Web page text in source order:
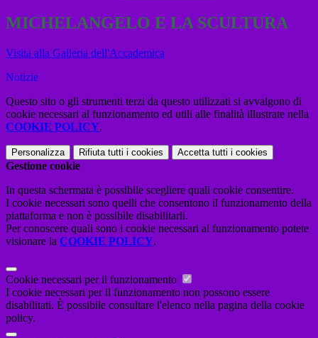
MICHELANGELO E LA SCULTURA
Visita alla Galleria dell'Accademica
Notizie
Questo sito o gli strumenti terzi da questo utilizzati si avvalgono di
cookie necessari al funzionamento ed utili alle finalità illustrate nella
COOKIE POLICY.
Personalizza Rifiuta tutti i cookies Accetta tutti i cookies
Gestione cookie
In questa schermata è possibile scegliere quali cookie consentire.
I cookie necessari sono quelli che consentono il funzionamento della
piattaforma e non è possibile disabilitarli.
Per conoscere quali sono i cookie necessari al funzionamento potete
visionare la COOKIE POLICY.
Cookie necessari per il funzionamento
I cookie necessari per il funzionamento non possono essere
disabilitati. È possibile consultare l'elenco nella pagina della cookie
policy.